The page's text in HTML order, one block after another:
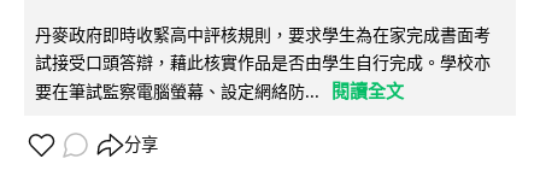
丹麥政府即時收緊高中評核規則，要求學生為在家完成書面考
試接受口頭答辯，藉此核實作品是否由學生自行完成。學校亦
要在筆試監察電腦螢幕、設定網絡防...
閱讀全文
分享